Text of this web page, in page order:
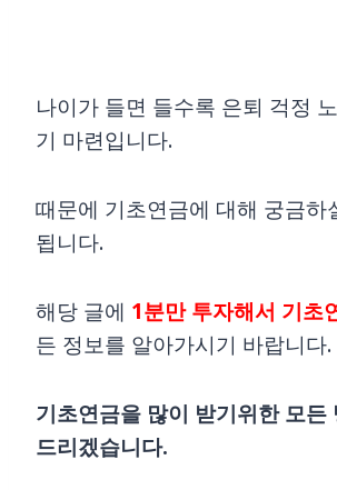
나이가 들면 들수록 은퇴 걱정
기 마련입니다.
때문에 기초연금에 대해 궁금
됩니다.
해당 글에 1분만 투자해서 기초
든 정보를 알아가시기 바랍니다.
기초연금을 많이 받기위한 모든
드리겠습니다.